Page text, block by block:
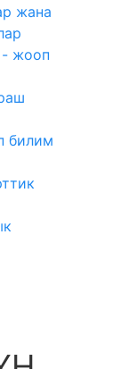
жана
жооп
билим